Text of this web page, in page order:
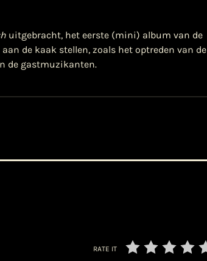
uitgebracht, het eerste (mini) album van de
de kaak stellen, zoals het optreden van de
de gastmuzikanten.
RATE IT